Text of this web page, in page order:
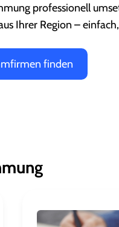
professionell
Ihrer Region –
finden